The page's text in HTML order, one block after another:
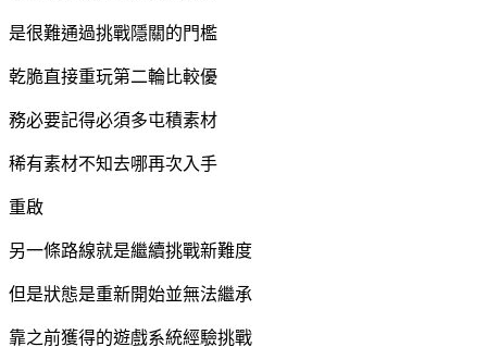
是很難通過挑戰隱關的門檻
乾脆直接重玩第二輪比較優
務必要記得必須多屯積素材
稀有素材不知去哪再次入手
重啟
另一條路線就是繼續挑戰新難度
但是狀態是重新開始並無法繼承
靠之前獲得的遊戲系統經驗挑戰